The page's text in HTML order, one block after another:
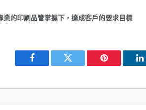
的印刷品管掌握下，達成客戶的要求目標
Facebook Twitter Pinterest